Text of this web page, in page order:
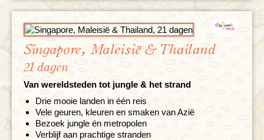
Singapore, Maleisië & Thailand
21 dagen
Van wereldsteden tot jungle & het strand
Drie mooie landen in één reis
Vele geuren, kleuren en smaken van Azië
Bezoek jungle én metropolen
Verblijf aan prachtige stranden